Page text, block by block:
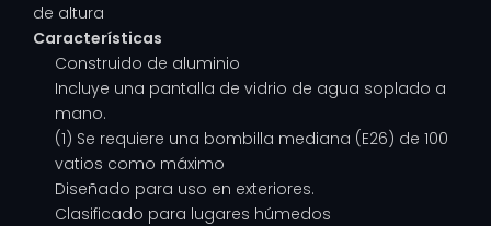
de altura
Características
Construido de aluminio
Incluye una pantalla de vidrio de agua soplado a
mano.
(1) Se requiere una bombilla mediana (E26) de 100
vatios como máximo
Diseñado para uso en exteriores.
Clasificado para lugares húmedos